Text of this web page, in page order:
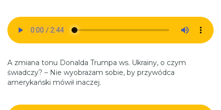
A zmiana tonu Donalda Trumpa ws. Ukrainy, o czym
świadczy? – Nie wyobrażam sobie, by przywódca
amerykański mówił inaczej.